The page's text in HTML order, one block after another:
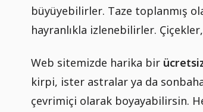
büyüyebilirler. Taze toplanmış
hayranlıkla izlenebilirler.
Web sitemizde harika bir
kirpi, ister astralar ya da
çevrimiçi olarak boyayabilirsin.